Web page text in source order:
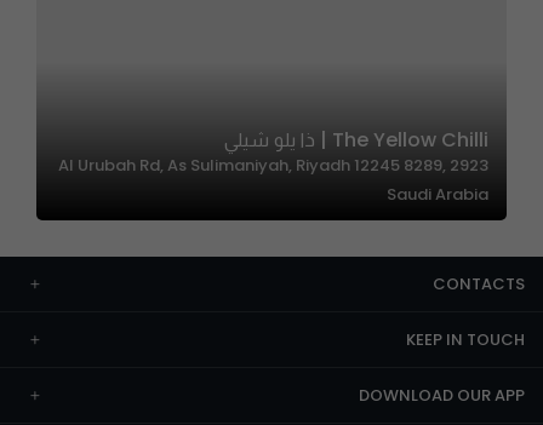
The Yellow Chilli | ذا يلو شيلي
2923 Al Urubah Rd, As Sulimaniyah, Riyadh 12245 8289,
Saudi Arabia
CONTACTS
KEEP IN TOUCH
DOWNLOAD OUR APP